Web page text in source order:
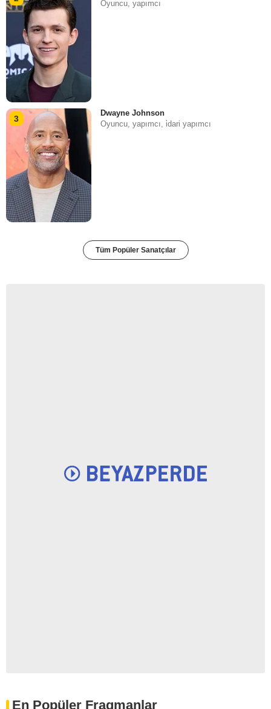
Oyuncu, yapımcı
3
Dwayne Johnson
Oyuncu, yapımcı, i̇dari yapımcı
Tüm Popüler Sanatçılar
En Popüler Fragmanlar